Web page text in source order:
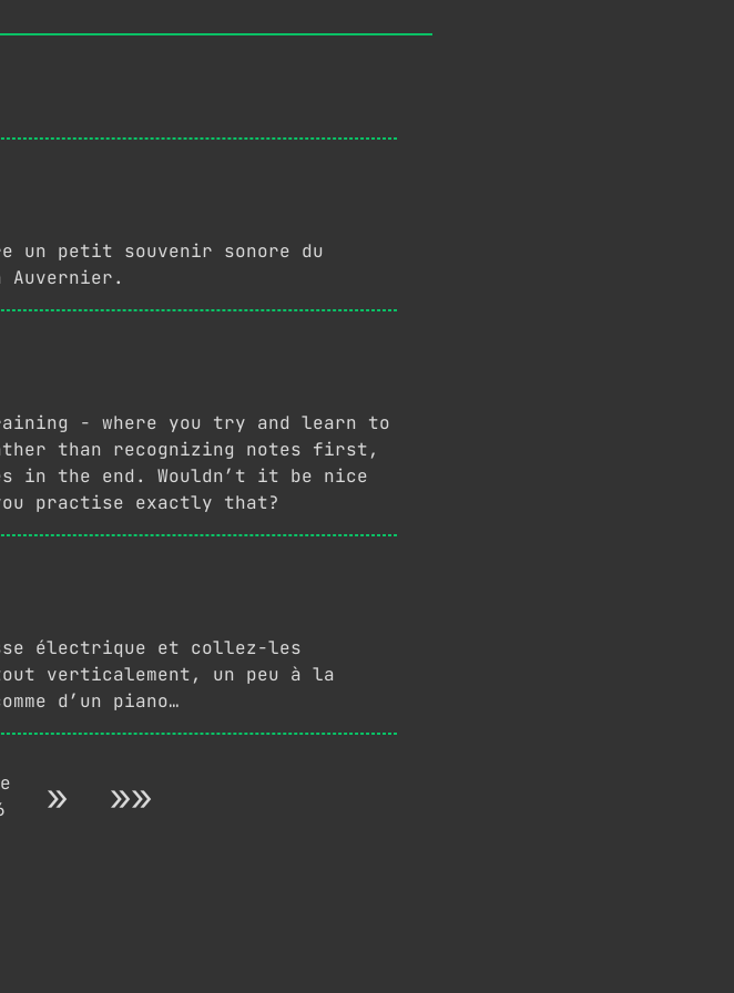
un petit souvenir sonore du
Auvernier.
- where you try and learn to
than recognizing notes first,
in the end. Wouldn’t it be nice
practise exactly that?
électrique et collez-les
verticalement, un peu à la
d’un piano…
» »»